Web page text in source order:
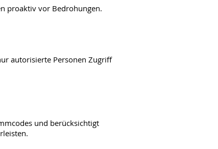
proaktiv vor Bedrohungen.
autorisierte Personen Zugriff
und berücksichtigt